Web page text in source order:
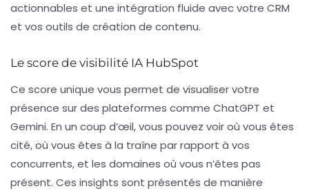
actionnables et une intégration fluide avec votre CRM
et vos outils de création de contenu.
Le score de visibilité IA HubSpot
Ce score unique vous permet de visualiser votre
présence sur des plateformes comme ChatGPT et
Gemini. En un coup d’œil, vous pouvez voir où vous êtes
cité, où vous êtes à la traîne par rapport à vos
concurrents, et les domaines où vous n’êtes pas
présent. Ces insights sont présentés de manière